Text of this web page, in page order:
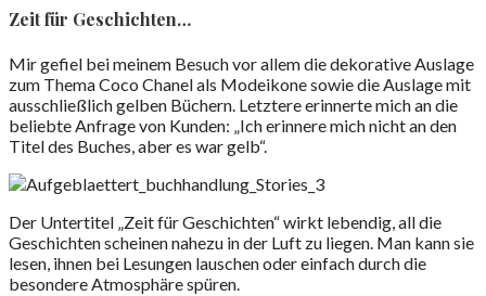
Zeit für Geschichten…
Mir gefiel bei meinem Besuch vor allem die dekorative Auslage
zum Thema Coco Chanel als Modeikone sowie die Auslage mit
ausschließlich gelben Büchern. Letztere erinnerte mich an die
beliebte Anfrage von Kunden: „Ich erinnere mich nicht an den
Titel des Buches, aber es war gelb“.
Der Untertitel „Zeit für Geschichten“ wirkt lebendig, all die
Geschichten scheinen nahezu in der Luft zu liegen. Man kann sie
lesen, ihnen bei Lesungen lauschen oder einfach durch die
besondere Atmosphäre spüren.